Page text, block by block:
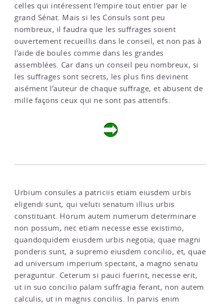
celles qui intéressent l’empire tout entier par le
grand Sénat. Mais si les Consuls sont peu
nombreux, il faudra que les suffrages soient
ouvertement recueillis dans le conseil, et non pas à
l’aide de boules comme dans les grandes
assemblées. Car dans un conseil peu nombreux, si
les suffrages sont secrets, les plus fins devinent
aisément l’auteur de chaque suffrage, et abusent de
mille façons ceux qui ne sont pas attentifs.
Urbium consules a patriciis etiam eiusdem urbis
eligendi sunt, qui veluti senatum illius urbis
constituant. Horum autem numerum determinare
non possum, nec etiam necesse esse existimo,
quandoquidem eiusdem urbis negotia, quae magni
ponderis sunt, a supremo eiusdem concilio, et, quae
ad universum imperium spectant, a magno senatu
peraguntur. Ceterum si pauci fuerint, necesse erit,
ut in suo concilio palam suffragia ferant, non autem
calculis, ut in magnis conciliis. In parvis enim